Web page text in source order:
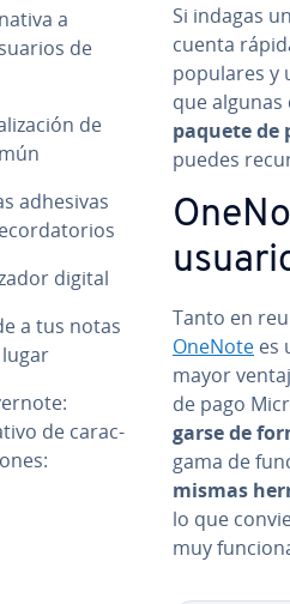
a
de
de
adhesivas
digital
a tus notas
de ca­ra­c­
Si indagas
cuenta
populares y
que
paquete de
puedes
Tanto en
OneNote es
mayor
de pago
gar­se de
gama de
mismas
lo que
muy